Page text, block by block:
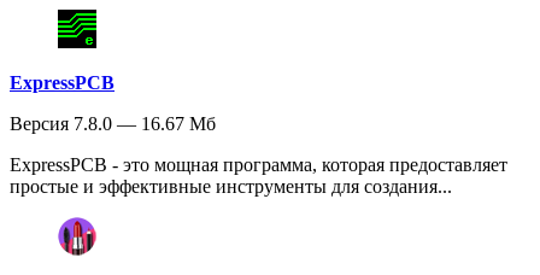
ExpressPCB
Версия 7.8.0 — 16.67 Мб
ExpressPCB - это мощная программа, которая предоставляет
простые и эффективные инструменты для создания...